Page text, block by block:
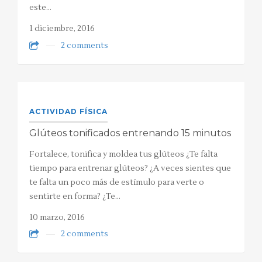
este…
1 diciembre, 2016
2 comments
ACTIVIDAD FÍSICA
Glúteos tonificados entrenando 15 minutos
Fortalece, tonifica y moldea tus glúteos ¿Te falta
tiempo para entrenar glúteos? ¿A veces sientes que
te falta un poco más de estímulo para verte o
sentirte en forma? ¿Te…
10 marzo, 2016
2 comments